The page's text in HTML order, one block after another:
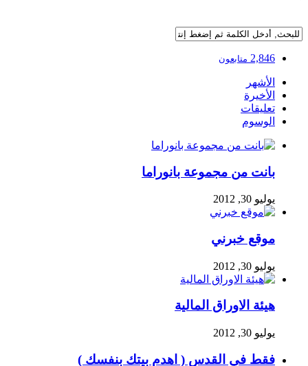
2,846 متابعون
الأشهر
الأخيرة
تعليقات
الوسوم
بانت من مجموعة بانوراما
يوليو 30, 2012
موقع خبرني
يوليو 30, 2012
هيئة الاوراق المالية
يوليو 30, 2012
فقط في القدس ( اهدم بيتك بنفسك )